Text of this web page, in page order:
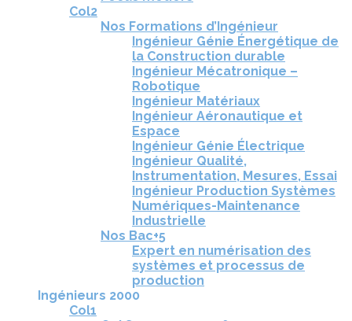
Col2
Nos Formations d’Ingénieur
Ingénieur Génie Énergétique de
la Construction durable
Ingénieur Mécatronique –
Robotique
Ingénieur Matériaux
Ingénieur Aéronautique et
Espace
Ingénieur Génie Électrique
Ingénieur Qualité,
Instrumentation, Mesures, Essai
Ingénieur Production Systèmes
Numériques-Maintenance
Industrielle
Nos Bac+5
Expert en numérisation des
systèmes et processus de
production
Ingénieurs 2000
Col1